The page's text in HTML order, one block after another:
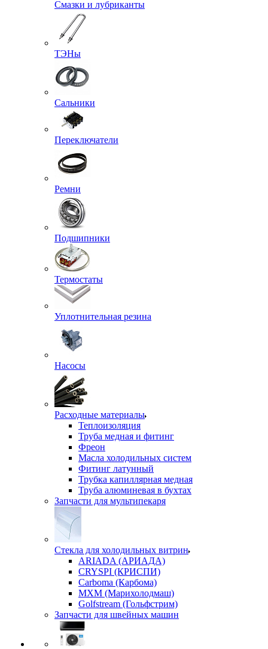
Смазки и лубриканты
ТЭНы
Сальники
Переключатели
Ремни
Подшипники
Термостаты
Уплотнительная резина
Насосы
Расходные материалы
Теплоизоляция
Труба медная и фитинг
Фреон
Масла холодильных систем
Фитинг латунный
Трубка капиллярная медная
Труба алюминевая в бухтах
Запчасти для мультипекаря
Стекла для холодильных витрин
ARIADA (АРИАДА)
CRYSPI (КРИСПИ)
Carboma (Карбома)
MXM (Марихолодмаш)
Golfstream (Гольфстрим)
Запчасти для швейных машин